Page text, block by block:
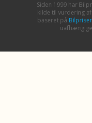
Siden 1999 har
kilde til vurdering
baseret på